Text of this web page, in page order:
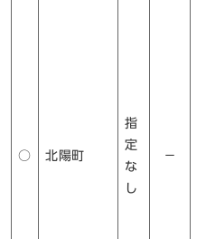
○ 北陽町
指
定
な
し
－